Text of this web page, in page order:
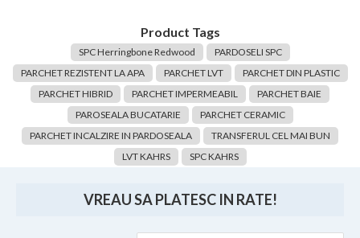
Product Tags
SPC Herringbone Redwood
PARDOSELI SPC
PARCHET REZISTENT LA APA
PARCHET LVT
PARCHET DIN PLASTIC
PARCHET HIBRID
PARCHET IMPERMEABIL
PARCHET BAIE
PAROSEALA BUCATARIE
PARCHET CERAMIC
PARCHET INCALZIRE IN PARDOSEALA
TRANSFERUL CEL MAI BUN
LVT KAHRS
SPC KAHRS
VREAU SA PLATESC IN RATE!